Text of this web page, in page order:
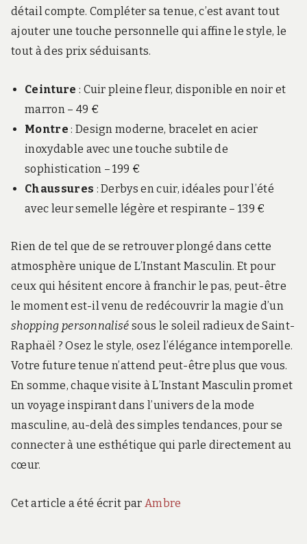
détail compte. Compléter sa tenue, c’est avant tout
ajouter une touche personnelle qui affine le style, le
tout à des prix séduisants.
Ceinture : Cuir pleine fleur, disponible en noir et
marron – 49 €
Montre : Design moderne, bracelet en acier
inoxydable avec une touche subtile de
sophistication – 199 €
Chaussures : Derbys en cuir, idéales pour l’été
avec leur semelle légère et respirante – 139 €
Rien de tel que de se retrouver plongé dans cette
atmosphère unique de L’Instant Masculin. Et pour
ceux qui hésitent encore à franchir le pas, peut-être
le moment est-il venu de redécouvrir la magie d’un
shopping personnalisé sous le soleil radieux de Saint-
Raphaël ? Osez le style, osez l’élégance intemporelle.
Votre future tenue n’attend peut-être plus que vous.
En somme, chaque visite à L’Instant Masculin promet
un voyage inspirant dans l’univers de la mode
masculine, au-delà des simples tendances, pour se
connecter à une esthétique qui parle directement au
cœur.
Cet article a été écrit par Ambre